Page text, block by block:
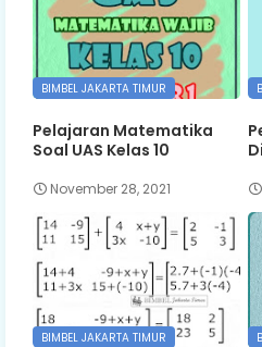
BIMBEL JAKARTA TIMUR
Pelajaran Matematika
Soal UAS Kelas 10
November 28, 2021
BIMBEL JAKARTA TIMUR